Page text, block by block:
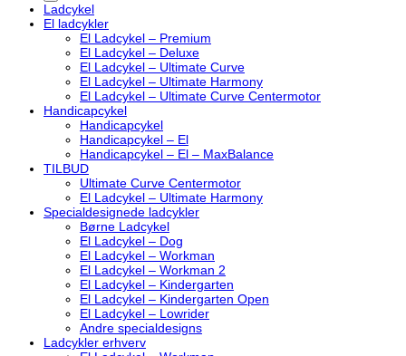
Ladcykel
El ladcykler
El Ladcykel – Premium
El Ladcykel – Deluxe
El Ladcykel – Ultimate Curve
El Ladcykel – Ultimate Harmony
El Ladcykel – Ultimate Curve Centermotor
Handicapcykel
Handicapcykel
Handicapcykel – El
Handicapcykel – El – MaxBalance
TILBUD
Ultimate Curve Centermotor
El Ladcykel – Ultimate Harmony
Specialdesignede ladcykler
Børne Ladcykel
El Ladcykel – Dog
El Ladcykel – Workman
El Ladcykel – Workman 2
El Ladcykel – Kindergarten
El Ladcykel – Kindergarten Open
El Ladcykel – Lowrider
Andre specialdesigns
Ladcykler erhverv